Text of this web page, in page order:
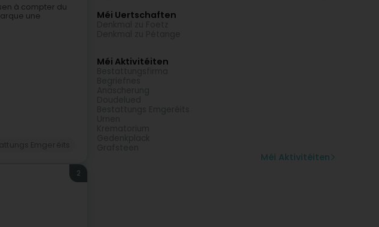
à compter du
une
2
Méi Uertschaften
Méi Aktivitéiten
Méi Aktivitéiten